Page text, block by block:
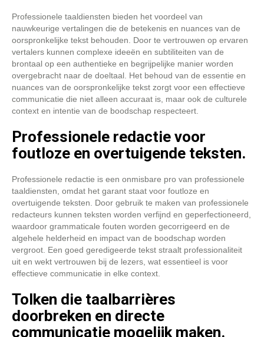
Professionele taaldiensten bieden het voordeel van
nauwkeurige vertalingen die de betekenis en nuances van de
oorspronkelijke tekst behouden. Door te vertrouwen op ervaren
vertalers kunnen complexe ideeën en subtiliteiten van de
brontaal op een authentieke en begrijpelijke manier worden
overgebracht naar de doeltaal. Het behoud van de essentie en
nuances van de oorspronkelijke tekst zorgt voor een effectieve
communicatie die niet alleen accuraat is, maar ook de culturele
context en intentie van de boodschap respecteert.
Professionele redactie voor
foutloze en overtuigende teksten.
Professionele redactie is een onmisbare pro van professionele
taaldiensten, omdat het garant staat voor foutloze en
overtuigende teksten. Door gebruik te maken van professionele
redacteurs kunnen teksten worden verfijnd en geperfectioneerd,
waardoor grammaticale fouten worden gecorrigeerd en de
algehele helderheid en impact van de boodschap worden
vergroot. Een goed geredigeerde tekst straalt professionaliteit
uit en wekt vertrouwen bij de lezers, wat essentieel is voor
effectieve communicatie in elke context.
Tolken die taalbarrières
doorbreken en directe
communicatie mogelijk maken.